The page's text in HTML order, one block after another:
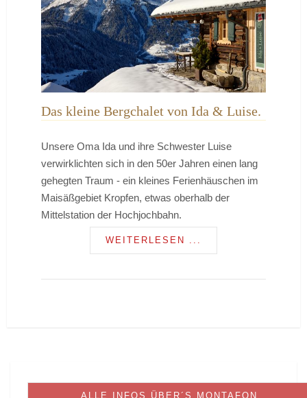
ALLE INFOS ÜBER´S MONTAFON
Das kleine Bergchalet von Ida & Luise.
Unsere Oma Ida und ihre Schwester Luise
verwirklichten sich in den 50er Jahren einen lang
gehegten Traum - ein kleines Ferienhäuschen im
Maisäßgebiet Kropfen, etwas oberhalb der
Mittelstation der Hochjochbahn.
WEITERLESEN ...